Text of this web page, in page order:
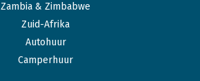
Zambia & Zimbabwe
Zuid-Afrika
Autohuur
Camperhuur